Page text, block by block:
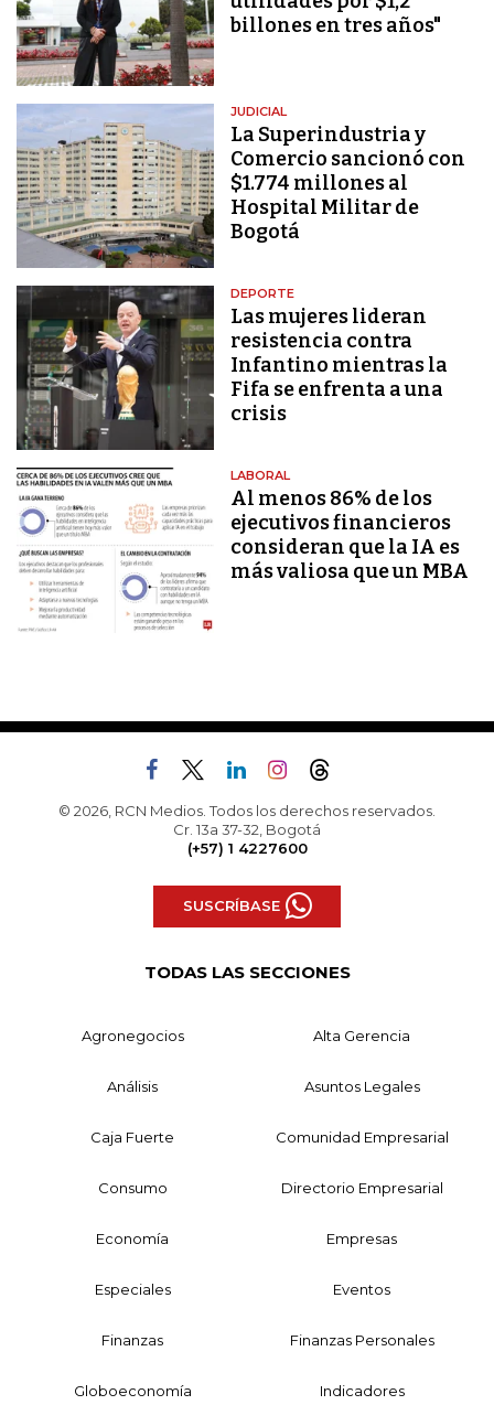
billones en tres años"
JUDICIAL
La Superindustria y
Comercio sancionó con
$1.774 millones al
Hospital Militar de
Bogotá
DEPORTE
Las mujeres lideran
resistencia contra
Infantino mientras la
Fifa se enfrenta a una
crisis
LABORAL
Al menos 86% de los
ejecutivos financieros
consideran que la IA es
más valiosa que un MBA
© 2026, RCN Medios. Todos los derechos reservados.
Cr. 13a 37-32, Bogotá
(+57) 1 4227600
SUSCRÍBASE
TODAS LAS SECCIONES
Agronegocios Alta Gerencia
Análisis Asuntos Legales
Caja Fuerte Comunidad Empresarial
Consumo Directorio Empresarial
Economía Empresas
Especiales Eventos
Finanzas Finanzas Personales
Globoeconomía Indicadores